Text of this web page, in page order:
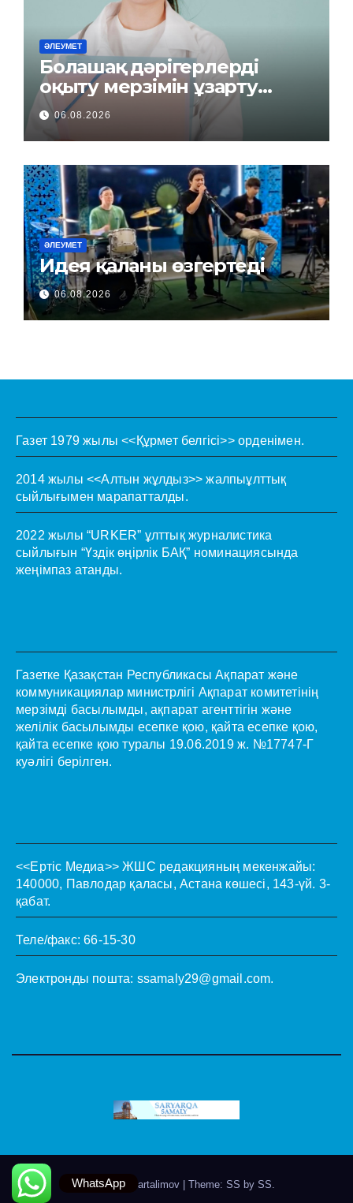
ӘЛЕУМЕТ
Болашақ дәрігерлерді
оқыту мерзімін ұзарту
керек пе?
06.08.2026
ӘЛЕУМЕТ
Идея қаланы өзгертеді
06.08.2026
Газет 1979 жылы <<Құрмет белгісі>> орденімен.
2014 жылы <<Алтын жұлдыз>> жалпыұлттық
сыйлығымен марапатталды.
2022 жылы “URKER” ұлттық журналистика
сыйлығын “Үздік өңірлік БАҚ” номинациясында
жеңімпаз атанды.
Газетке Қазақстан Республикасы Ақпарат және
коммуникациялар министрлігі Ақпарат комитетінің
мерзімді басылымды, ақпарат агенттігін және
желілік басылымды есепке қою, қайта есепке қою,
қайта есепке қою туралы 19.06.2019 ж. №17747-Г
куәлігі берілген.
<<Ертіс Медиа>> ЖШС редакцияның мекенжайы:
140000, Павлодар қаласы, Астана көшесі, 143-үй. 3-
қабат.
Теле/факс: 66-15-30
Электронды пошта: ssamaly29@gmail.com.
Theme by @artalimov Theme: SS by SS.
WhatsApp